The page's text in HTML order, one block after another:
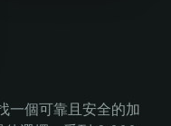
一個可靠且安全的加